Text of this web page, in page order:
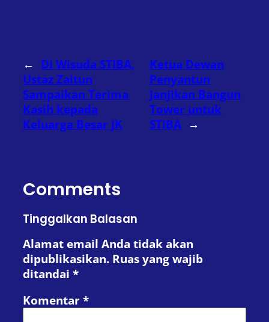
← Di Wisuda STIBA,
Ustaz Zaitun
Sampaikan Terima
Kasih kepada
Keluarga Besar JK
Ketua Dewan
Penyantun
Janjikan Bangun
Tower untuk
STIBA →
Comments
Tinggalkan Balasan
Alamat email Anda tidak akan
dipublikasikan. Ruas yang wajib
ditandai *
Komentar *